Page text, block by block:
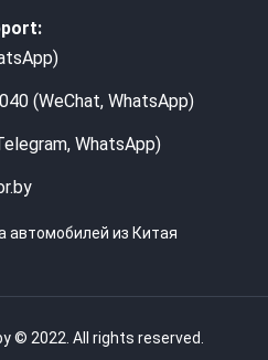
(WeChat, WhatsApp)
WhatsApp)
автомобилей из Китая
© 2022. All rights reserved.